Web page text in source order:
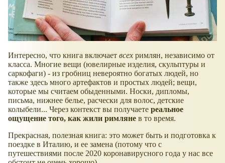
Интересно, что книга включает всех римлян, независимо от
класса. Многие вещи (ювелирные изделия, скульптуры и
саркофаги) - из гробниц невероятно богатых людей, но
также здесь много артефактов и простых людей; вещи,
которые мы считаем обыденными. Носки, дипломы,
письма, нижнее белье, расчески для волос, детские
колыбели... Через контекст вы получаете реальное
ощущение того, как жили римляне в то время.
Прекрасная, полезная книга: это может быть и подготовка к
поездке в Италию, и ее замена (потому что с
путешествиями после 2020 коронавирусного года у нас все